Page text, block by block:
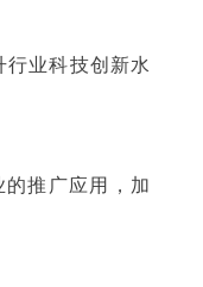
行业科技创新水
推广应用，加